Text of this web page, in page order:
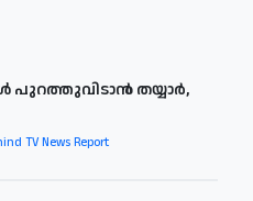
തയ്യാര്‍,
TV News Report